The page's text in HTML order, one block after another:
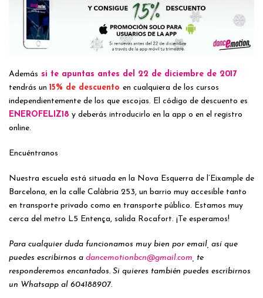
Además si te apuntas antes del 22 de diciembre de 2017
tendrás un 15% de descuento en cualquiera de los cursos
independientemente de los que escojas. El código de descuento es
ENEROFELIZ18 y deberás introducirlo en la app o en el registro
online.
Encuéntranos
Nuestra escuela está situada en la Nova Esquerra de l’Eixample de
Barcelona, en la calle Calàbria 253, un barrio muy accesible tanto
en transporte privado como en transporte público. Estamos muy
cerca del metro L5 Entença, salida Rocafort. ¡Te esperamos!
Para cualquier duda funcionamos muy bien por email, así que
puedes escribirnos a dancemotionbcn@gmail.com , te
responderemos encantados. Si quieres también puedes escribirnos
un Whatsapp al 604188907.